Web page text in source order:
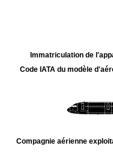
Immatriculation de
Code IATA du modèle
Compagnie aérienne